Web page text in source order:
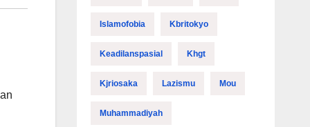
Islamofobia Kbritokyo
Keadilanspasial Khgt
Kjriosaka Lazismu Mou
Muhammadiyah